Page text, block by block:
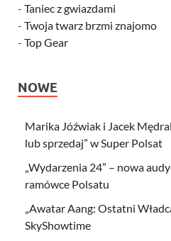
- Taniec z gwiazdami
- Twoja twarz brzmi znajomo
- Top Gear
NOWE
Marika Jóźwiak i Jacek
lub sprzedaj” w Super Polsat
„Wydarzenia 24” – nowa
ramówce Polsatu
„Awatar Aang: Ostatni
SkyShowtime